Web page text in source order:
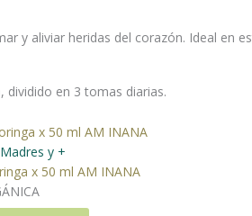
y aliviar heridas del corazón. Ideal en
dividido en 3 tomas diarias.
y +
x 50 ml AM INANA